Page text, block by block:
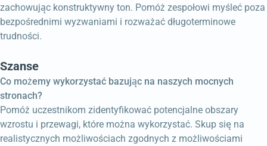
zachowując konstruktywny ton. Pomóż zespołowi myśleć poza
bezpośrednimi wyzwaniami i rozważać długoterminowe
trudności.
Szanse
Co możemy wykorzystać bazując na naszych mocnych
stronach?
Pomóż uczestnikom zidentyfikować potencjalne obszary
wzrostu i przewagi, które można wykorzystać. Skup się na
realistycznych możliwościach zgodnych z możliwościami